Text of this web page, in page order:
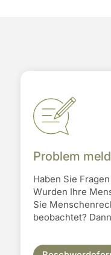
Problem
Haben Sie
Wurden Ihre
Sie
beobachtet?